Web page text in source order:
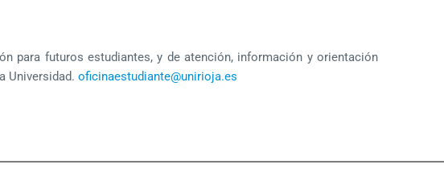
para futuros estudiantes, y de atención, información y orientación
Universidad. oficinaestudiante@unirioja.es